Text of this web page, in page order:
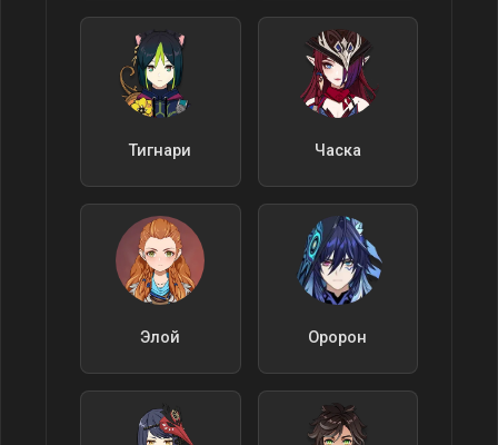
Тигнари Часка
Элой Оророн